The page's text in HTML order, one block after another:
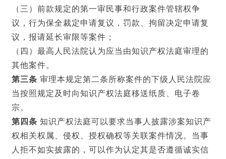
（三）前款规定的第一审民事和行政案件管辖权争
议，行为保全裁定申请复议，罚款、拘留决定申请复
议，报请延长审限等案件；
（四）最高人民法院认为应当由知识产权法庭审理的
其他案件。
第三条 审理本规定第二条所称案件的下级人民法院应
当按照规定及时向知识产权法庭移送纸质、电子卷
宗。
第四条 知识产权法庭可以要求当事人披露涉案知识产
权相关权属、侵权、授权确权等关联案件情况。当事
人拒不如实披露的，可以作为认定其是否遵循诚实信